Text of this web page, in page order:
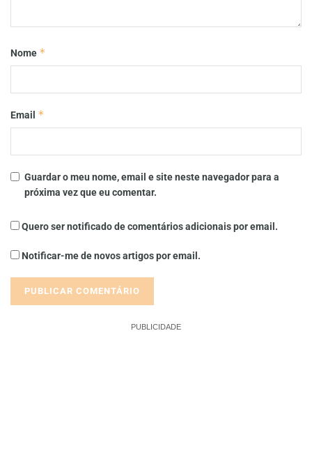
Nome *
Email *
Guardar o meu nome, email e site neste navegador para a
próxima vez que eu comentar.
Quero ser notificado de comentários adicionais por email.
Notificar-me de novos artigos por email.
PUBLICIDADE